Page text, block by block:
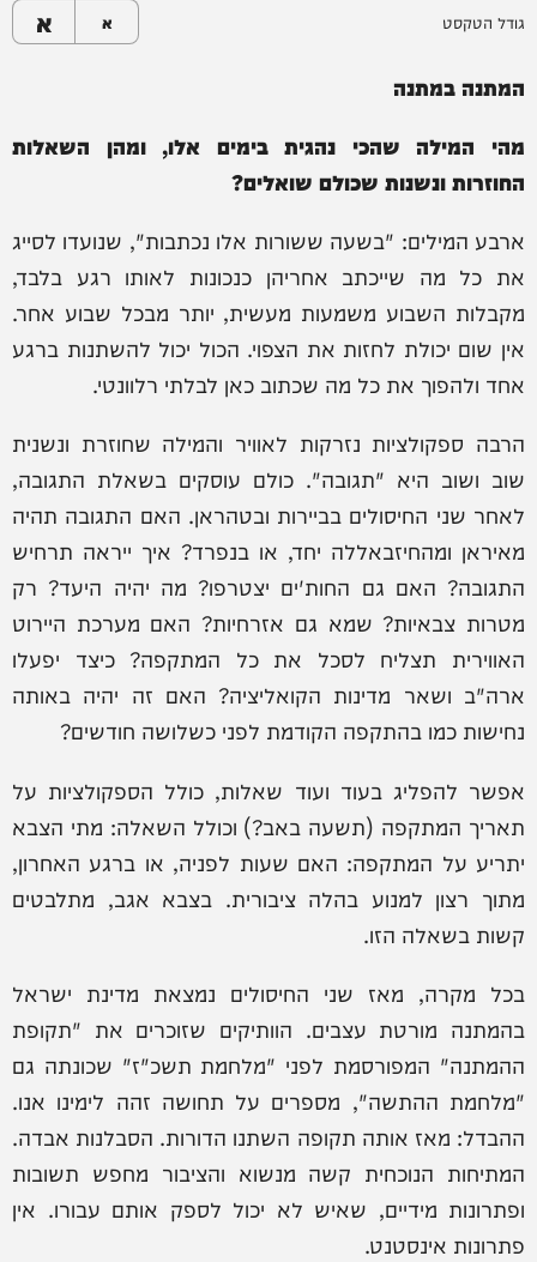
גודל הטקסט א א
המתנה במתנה
מהי המילה שהכי נהגית בימים אלו, ומהן השאלות
החוזרות ונשנות שכולם שואלים?
ארבע המילים: "בשעה ששורות אלו נכתבות", שנועדו לסייג
את כל מה שייכתב אחריהן כנכונות לאותו רגע בלבד,
מקבלות השבוע משמעות מעשית, יותר מבכל שבוע אחר.
אין שום יכולת לחזות את הצפוי. הכול יכול להשתנות ברגע
אחד ולהפוך את כל מה שכתוב כאן לבלתי רלוונטי.
הרבה ספקולציות נזרקות לאוויר והמילה שחוזרת ונשנית
שוב ושוב היא "תגובה". כולם עוסקים בשאלת התגובה,
לאחר שני החיסולים בביירות ובטהראן. האם התגובה תהיה
מאיראן ומהחיזבאללה יחד, או בנפרד? איך ייראה תרחיש
התגובה? האם גם החות'ים יצטרפו? מה יהיה היעד? רק
מטרות צבאיות? שמא גם אזרחיות? האם מערכת היירוט
האווירית תצליח לסכל את כל המתקפה? כיצד יפעלו
ארה"ב ושאר מדינות הקואליציה? האם זה יהיה באותה
נחישות כמו בהתקפה הקודמת לפני כשלושה חודשים?
אפשר להפליג בעוד ועוד שאלות, כולל הספקולציות על
תאריך המתקפה (תשעה באב?) וכולל השאלה: מתי הצבא
יתריע על המתקפה: האם שעות לפניה, או ברגע האחרון,
מתוך רצון למנוע בהלה ציבורית. בצבא אגב, מתלבטים
קשות בשאלה הזו.
בכל מקרה, מאז שני החיסולים נמצאת מדינת ישראל
בהמתנה מורטת עצבים. הוותיקים שזוכרים את "תקופת
ההמתנה" המפורסמת לפני "מלחמת תשכ"ז" שכונתה גם
"מלחמת ההתשה", מספרים על תחושה זהה לימינו אנו.
ההבדל: מאז אותה תקופה השתנו הדורות. הסבלנות אבדה.
המתיחות הנוכחית קשה מנשוא והציבור מחפש תשובות
ופתרונות מידיים, שאיש לא יכול לספק אותם עבורו. אין
פתרונות אינסטנט.